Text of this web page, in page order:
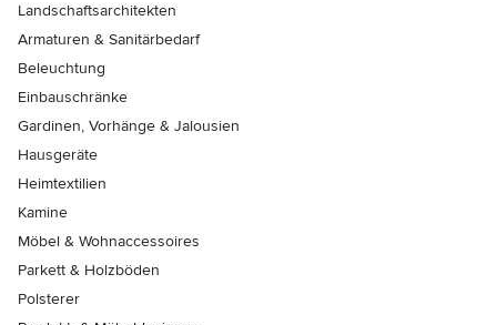
Landschaftsarchitekten
Armaturen & Sanitärbedarf
Beleuchtung
Einbauschränke
Gardinen, Vorhänge & Jalousien
Hausgeräte
Heimtextilien
Kamine
Möbel & Wohnaccessoires
Parkett & Holzböden
Polsterer